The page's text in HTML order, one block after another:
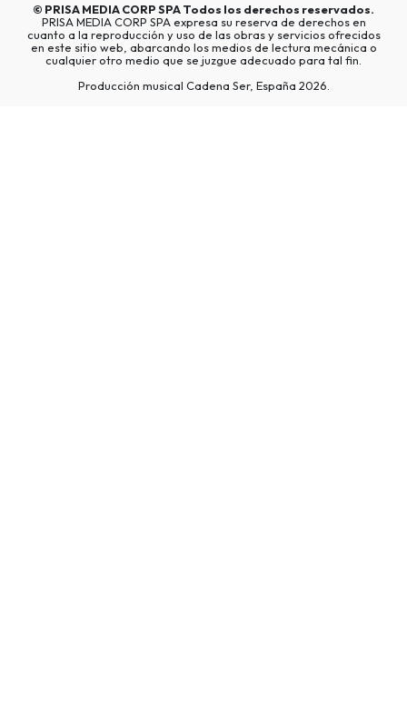
© PRISA MEDIA CORP SPATodos los derechos reservados.
PRISA MEDIA CORP SPA expresa su reserva de derechos en
cuanto a la reproducción y uso de las obras y servicios ofrecidos
en este sitio web, abarcando los medios de lectura mecánica o
cualquier otro medio que se juzgue adecuado para tal fin.
Producción musical Cadena Ser, España 2026.